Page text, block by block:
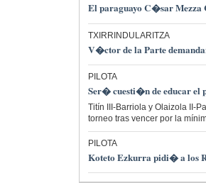
El paraguayo C�sar
TXIRRINDULARITZA
V�ctor de la Parte
PILOTA
Ser� cuesti�n de educar el
Titín III-Barriola y Olaizola II-
torneo tras vencer por la
PILOTA
Koteto Ezkurra pidi� a los